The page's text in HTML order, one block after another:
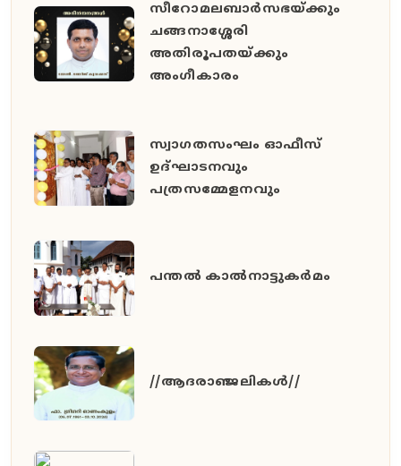
സീറോമലബാർസഭയ്ക്കും
ചങ്ങനാശ്ശേരി
അതിരൂപതയ്ക്കും
അംഗീകാരം
സ്വാഗതസംഘം ഓഫീസ്
ഉദ്ഘാടനവും
പത്രസമ്മേളനവും
പന്തൽ കാൽനാട്ടുകർമം
//ആദരാഞ്ജലികൾ//